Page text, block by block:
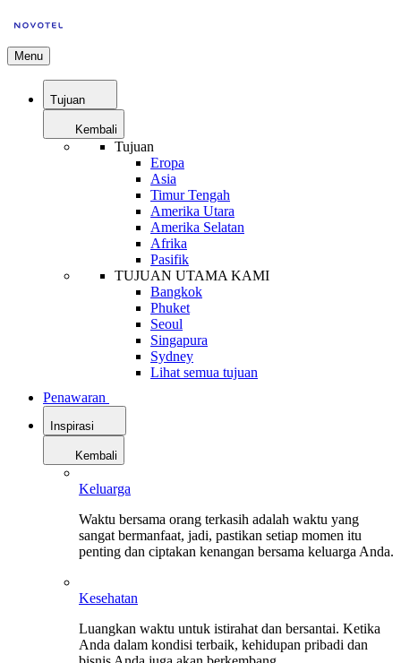
Menu
Tujuan
Kembali
Tujuan
Eropa
Asia
Timur Tengah
Amerika Utara
Amerika Selatan
Afrika
Pasifik
TUJUAN UTAMA KAMI
Bangkok
Phuket
Seoul
Singapura
Sydney
Lihat semua tujuan
Penawaran
Inspirasi
Kembali
Keluarga
Waktu bersama orang terkasih adalah waktu yang
sangat bermanfaat, jadi, pastikan setiap momen itu
penting dan ciptakan kenangan bersama keluarga Anda.
Kesehatan
Luangkan waktu untuk istirahat dan bersantai. Ketika
Anda dalam kondisi terbaik, kehidupan pribadi dan